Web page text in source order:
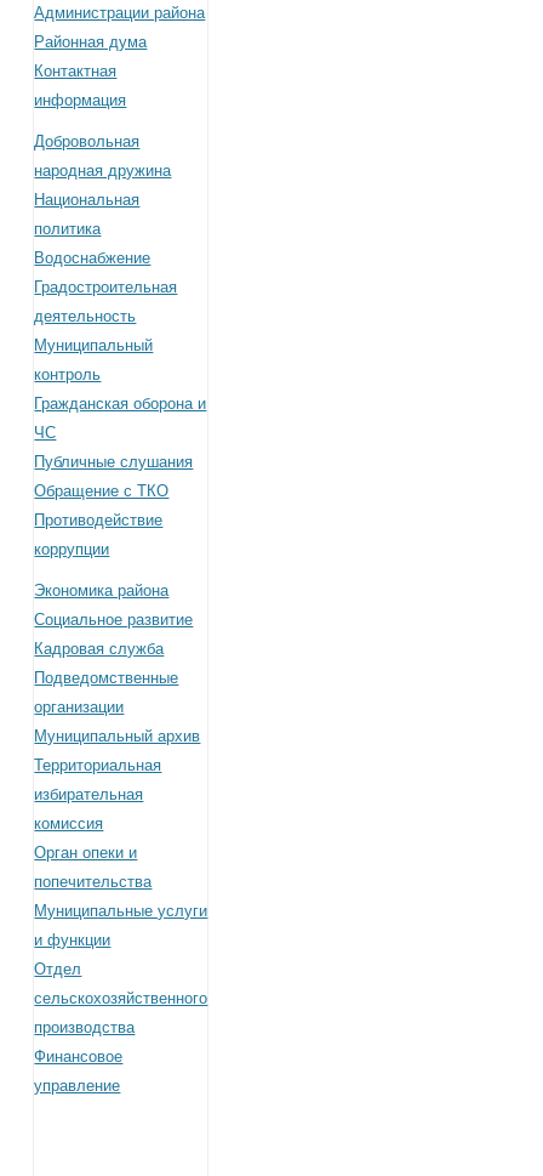
Администрации района
Районная дума
Контактная
информация
Добровольная
народная дружина
Национальная
политика
Водоснабжение
Градостроительная
деятельность
Муниципальный
контроль
Гражданская оборона и
ЧС
Публичные слушания
Обращение с ТКО
Противодействие
коррупции
Экономика района
Социальное развитие
Кадровая служба
Подведомственные
организации
Муниципальный архив
Территориальная
избирательная
комиссия
Орган опеки и
попечительства
Муниципальные услуги
и функции
Отдел
сельскохозяйственного
производства
Финансовое
управление